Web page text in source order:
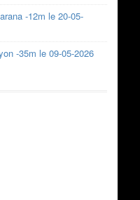
-12m le 20-05-
-35m le 09-05-2026